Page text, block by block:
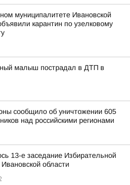
муниципалитете Ивановской
карантин по узелковому
малыш пострадал в ДТП в
сообщило об уничтожении 605
над российскими регионами
13-е заседание Избирательной
Ивановской области